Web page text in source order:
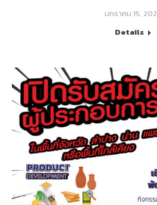
มกราคม 15,
Details